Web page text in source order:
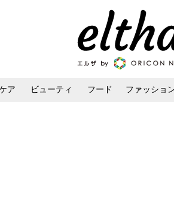
ア ビューティ フード ファッショ